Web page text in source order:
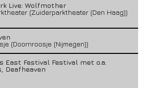
Live: Wolfmother
(Zuiderparktheater (Den Haag))
(Doornroosje (Nijmegen))
East Festival Festival met o.a.
Deafheaven